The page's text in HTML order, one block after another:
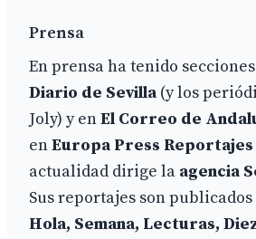
Prensa
En prensa ha tenido
Diario de Sevilla (y los
Joly) y enEl Correo de
enEuropa Press Reportajes
actualidad dirige la agencia
Sus reportajes son
Hola, Semana, Lecturas,